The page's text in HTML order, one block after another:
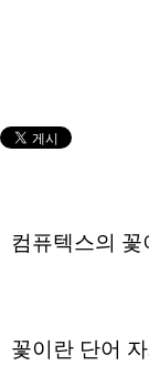
컴퓨텍스의
꽃이란 단어